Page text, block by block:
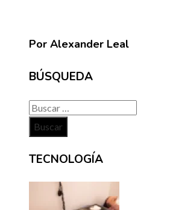
Por Alexander Leal
BÚSQUEDA
Buscar:
TECNOLOGÍA